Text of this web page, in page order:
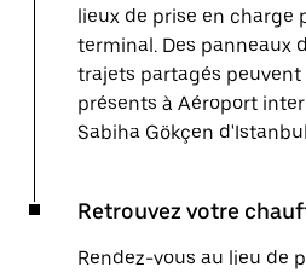
lieux de prise en charge
terminal. Des panneaux
trajets partagés
présents à Aéroport
Sabiha Gökçen
Retrouvez votre
Rendez-vous au lieu de